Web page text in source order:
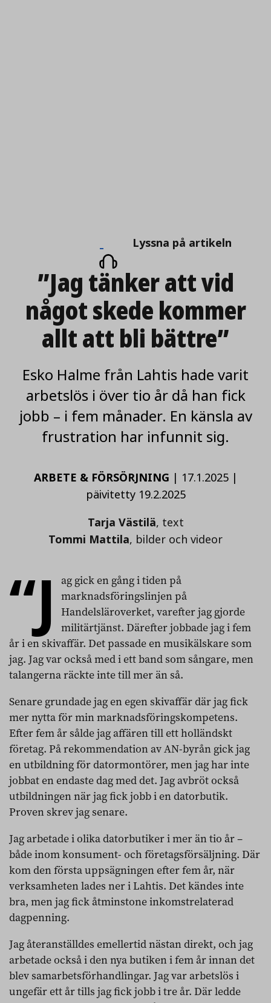
Lyssna
på
artikeln
Lyssna på artikeln
”Jag tänker att vid
något skede kommer
allt att bli bättre”
Esko Halme från Lahtis hade varit
arbetslös i över tio år då han fick
jobb – i fem månader. En känsla av
frustration har infunnit sig.
ARBETE & FÖRSÖRJNING | 17.1.2025|
päivitetty 19.2.2025
Tarja Västilä, text
Tommi Mattila, bilder och videor
“J
ag gick en gång i tiden på
marknadsföringslinjen på
Handelsläroverket, varefter jag gjorde
militärtjänst. Därefter jobbade jag i fem
år i en skivaffär. Det passade en musikälskare som
jag. Jag var också med i ett band som sångare, men
talangerna räckte inte till mer än så.
Senare grundade jag en egen skivaffär där jag fick
mer nytta för min marknadsföringskompetens.
Efter fem år sålde jag affären till ett holländskt
företag. På rekommendation av AN-byrån gick jag
en utbildning för datormontörer, men jag har inte
jobbat en endaste dag med det. Jag avbröt också
utbildningen när jag fick jobb i en datorbutik.
Proven skrev jag senare.
Jag arbetade i olika datorbutiker i mer än tio år –
både inom konsument- och företagsförsäljning. Där
kom den första uppsägningen efter fem år, när
verksamheten lades ner i Lahtis. Det kändes inte
bra, men jag fick åtminstone inkomstrelaterad
dagpenning.
Jag återanställdes emellertid nästan direkt, och jag
arbetade också i den nya butiken i fem år innan det
blev samarbetsförhandlingar. Jag var arbetslös i
ungefär ett år tills jag fick jobb i tre år. Där ledde